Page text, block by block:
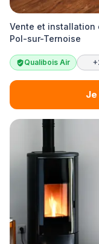
Vente et installation
Pol-sur-Ternoise
Qualibois Air